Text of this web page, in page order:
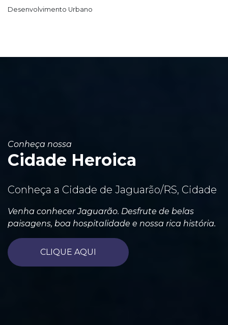
Desenvolvimento Urbano
Conheça nossa
Cidade Heroica
Conheça a Cidade de Jaguarão/RS, Cidade
Venha conhecer Jaguarão. Desfrute de belas
paisagens, boa hospitalidade e nossa rica história.
CLIQUE AQUI